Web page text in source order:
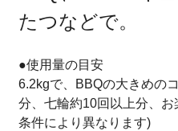
たつなどで。
●使用量の目安
6.2kgで、BBQの大きめの
分、七輪約10回以上分、
条件により異なります)